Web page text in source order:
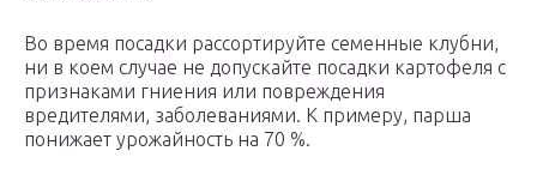
Во время посадки рассортируйте семенные клубни,
ни в коем случае не допускайте посадки картофеля с
признаками гниения или повреждения
вредителями, заболеваниями. К примеру, парша
понижает урожайность на 70 %.